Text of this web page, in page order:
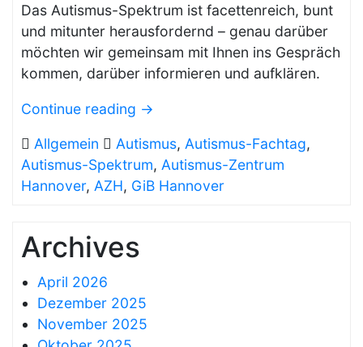
Das Autismus-Spektrum ist facettenreich, bunt
und mitunter herausfordernd – genau darüber
möchten wir gemeinsam mit Ihnen ins Gespräch
kommen, darüber informieren und aufklären.
Continue reading →
Allgemein Autismus, Autismus-Fachtag,
Autismus-Spektrum, Autismus-Zentrum
Hannover, AZH, GiB Hannover
Archives
April 2026
Dezember 2025
November 2025